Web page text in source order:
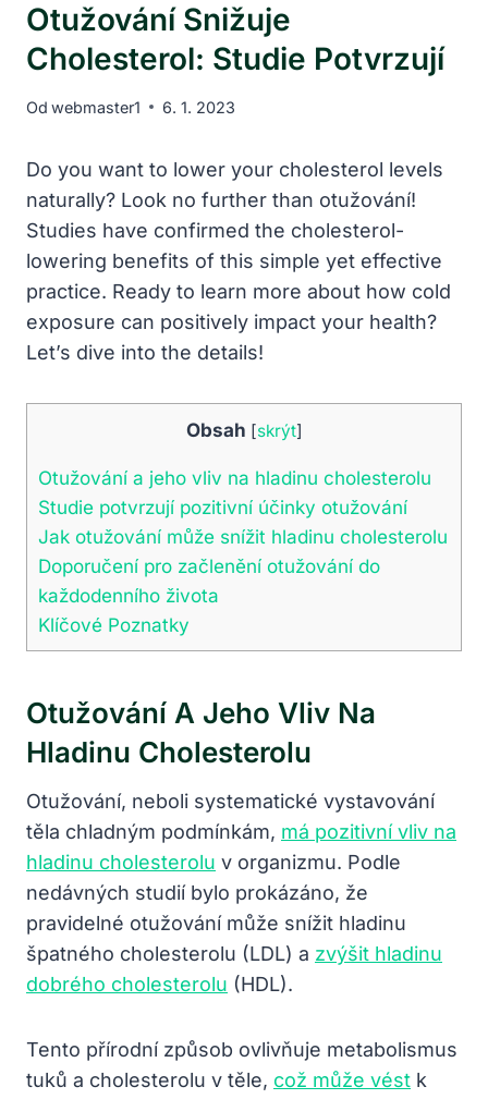
Otužování Snižuje
Cholesterol: Studie Potvrzují
Od webmaster1 6. 1. 2023
Do you want to lower your cholesterol levels
naturally? Look no further than otužování!
Studies have confirmed the cholesterol-
lowering benefits of this simple yet effective
practice. Ready to learn more about how cold
exposure can positively impact your health?
Let’s dive into the details!
Obsah [skrýt]
Otužování a jeho vliv na hladinu cholesterolu
Studie potvrzují pozitivní účinky otužování
Jak otužování může snížit hladinu cholesterolu
Doporučení pro začlenění otužování do
každodenního života
Klíčové Poznatky
Otužování A Jeho Vliv Na
Hladinu Cholesterolu
Otužování, neboli systematické vystavování
těla chladným podmínkám, má pozitivní vliv na
hladinu cholesterolu v organizmu. Podle
nedávných studií bylo prokázáno, že
pravidelné otužování může snížit hladinu
špatného cholesterolu (LDL) a zvýšit hladinu
dobrého cholesterolu (HDL).
Tento přírodní způsob ovlivňuje metabolismus
tuků a cholesterolu v těle, což může vést k